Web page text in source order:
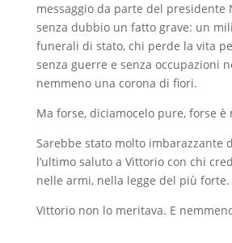
messaggio da parte del presidente
senza dubbio un fatto grave: un
funerali di stato, chi perde la vita
senza guerre e senza occupazioni
nemmeno una corona di fiori.
Ma forse, diciamocelo pure, forse è
Sarebbe stato molto imbarazzante
l’ultimo saluto a Vittorio con chi
nelle armi, nella legge del più forte.
Vittorio non lo meritava. E